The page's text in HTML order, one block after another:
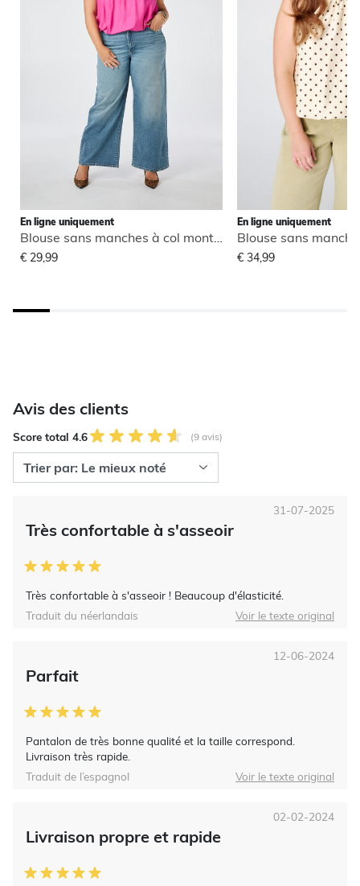
En ligne uniquement
€ 29,99
En ligne uniquement
€ 34,99
Avis des clients
Score total 4.6 (9 avis)
Très confortable à s'asseoir
Très confortable à s'asseoir ! Beaucoup d'élasticité.
31-07-2025
Traduit du néerlandais Voir le texte original
Parfait
Pantalon de très bonne qualité et la taille correspond.
Livraison très rapide.
12-06-2024
Traduit de l’espagnol Voir le texte original
Livraison propre et rapide
02-02-2024